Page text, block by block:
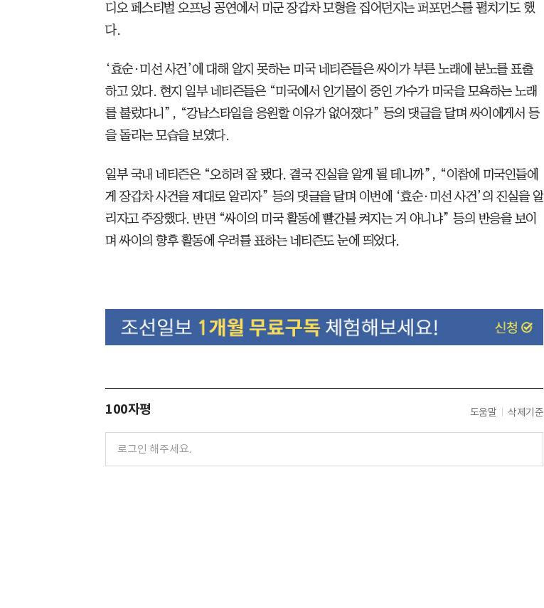
디오 페스티벌 오프닝 공연에서 미군 장갑차 모형을 집어던지는 퍼포먼스를 펼치기도 했
다.
‘효순·미선 사건’에 대해 알지 못하는 미국 네티즌들은 싸이가 부른 노래에 분노를 표출
하고 있다. 현지 일부 네티즌들은 “미국에서 인기몰이 중인 가수가 미국을 모욕하는 노래
를 불렀다니”, “강남스타일을 응원할 이유가 없어졌다” 등의 댓글을 달며 싸이에게서 등
을 돌리는 모습을 보였다.
일부 국내 네티즌은 “오히려 잘 됐다. 결국 진실을 알게 될 테니까”, “이참에 미국인들에
게 장갑차 사건을 제대로 알리자” 등의 댓글을 달며 이번에 ‘효순·미선 사건’의 진실을 알
리자고 주장했다. 반면 “싸이의 미국 활동에 빨간불 켜지는 거 아니냐” 등의 반응을 보이
며 싸이의 향후 활동에 우려를 표하는 네티즌도 눈에 띄었다.
100자평 도움말 삭제기준